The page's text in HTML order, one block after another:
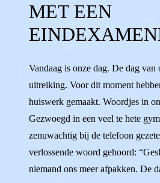
EINDEXAMENKANDIDAAT
DIPLOMA UITREIKING
STUDIE LEERLING
DOCENT STUDEREN
HAVO MAVO
LAATSTE JAAR
MET EEN
Vandaag is onze dag. De dag van
uitreiking. Voor dit moment
huiswerk gemaakt. Woordjes in
Gezwoegd in een veel te hete
zenuwachtig bij de telefoon
verlossende woord gehoord:
niemand ons meer afpakken. De